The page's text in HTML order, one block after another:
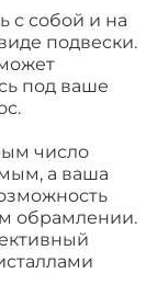
с собой и на
подвески.
под ваше
число
а ваша
обрамлении.